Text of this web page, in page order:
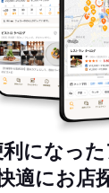
利になっ
適にお店